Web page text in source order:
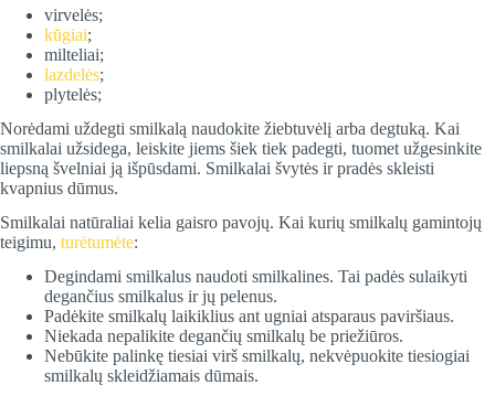
virvelės;
kūgiai;
milteliai;
lazdelės;
plytelės;
Norėdami uždegti smilkalą naudokite žiebtuvėlį arba degtuką. Kai
smilkalai užsidega, leiskite jiems šiek tiek padegti, tuomet užgesinkite
liepsną švelniai ją išpūsdami. Smilkalai švytės ir pradės skleisti
kvapnius dūmus.
Smilkalai natūraliai kelia gaisro pavojų. Kai kurių smilkalų gamintojų
teigimu, turėtumėte:
Degindami smilkalus naudoti smilkalines. Tai padės sulaikyti
degančius smilkalus ir jų pelenus.
Padėkite smilkalų laikiklius ant ugniai atsparaus paviršiaus.
Niekada nepalikite degančių smilkalų be priežiūros.
Nebūkite palinkę tiesiai virš smilkalų, nekvėpuokite tiesiogiai
smilkalų skleidžiamais dūmais.